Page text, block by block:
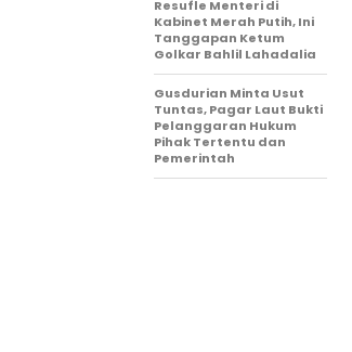
Resufle Menteri di
Kabinet Merah Putih, Ini
Tanggapan Ketum
Golkar Bahlil Lahadalia
Gusdurian Minta Usut
Tuntas, Pagar Laut Bukti
Pelanggaran Hukum
Pihak Tertentu dan
Pemerintah